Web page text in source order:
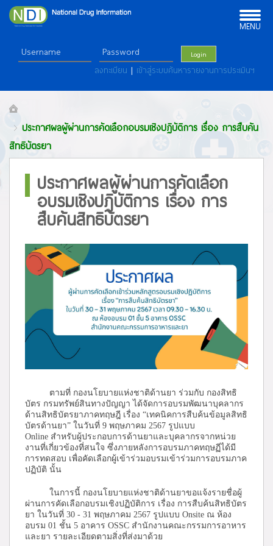
Toggle
navigation
MENU
Login
ลงทะเบียน | เข้าสู่ระบบค้นหารายงานการประเมินฯ
ประกาศผลผู้ผ่านการคัดเลือกอบรมเชิงปฏิบัติการ เรื่อง การสืบค้น
สิทธิบัตรยา
ประกาศผลผู้ผ่านการคัดเลือก
อบรมเชิงปฏิบัติการ เรื่อง การ
สืบค้นสิทธิบัตรยา
ตามที่ กองนโยบายแห่งชาติด้านยา ร่วมกับ กองสิทธิ
บัตร กรมทรัพย์สินทางปัญญา ได้จัดการอบรมพัฒนาบุคลากร
ด้านสิทธิบัตรยาภาคทฤษฎี เรื่อง “เทคนิคการสืบค้นข้อมูลสิทธิ
บัตรด้านยา” ในวันที่ 9 พฤษภาคม 2567 รูปแบบ
Online สำหรับผู้ประกอบการด้านยาและบุคลากรจากหน่วย
งานที่เกี่ยวข้องที่สนใจ ซึ่งภายหลังการอบรมภาคทฤษฏีได้มี
การทดสอบ เพื่อคัดเลือกผู้เข้าร่วมอบรมเข้าร่วมการอบรมภาค
ปฏิบัติ นั้น
ในการนี้ กองนโยบายแห่งชาติด้านยาขอแจ้งรายชื่อผู้
ผ่านการคัดเลือกอบรมเชิงปฏิบัติการ เรื่อง การสืบค้นสิทธิบัตร
ยา ในวันที่ 30 - 31 พฤษภาคม 2567 รูปแบบ Onsite ณ ห้อง
อบรม 01 ชั้น 5 อาคาร OSSC สำนักงานคณะกรรมการอาหาร
และยา รายละเอียดตามสิ่งที่ส่งมาด้วย